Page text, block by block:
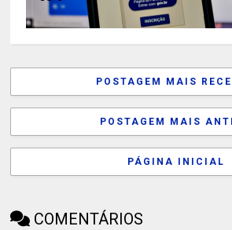
POSTAGEM MAIS
POSTAGEM MAIS
PÁGINA INICIAL
COMENTÁRIOS